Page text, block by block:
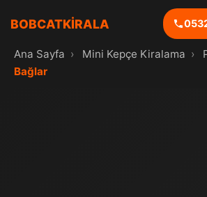
BOBCATKİRALA
Ana Sayfa › Mini Kepçe Kiralama ›
Bağlar